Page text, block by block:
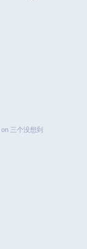
on 三个没想到